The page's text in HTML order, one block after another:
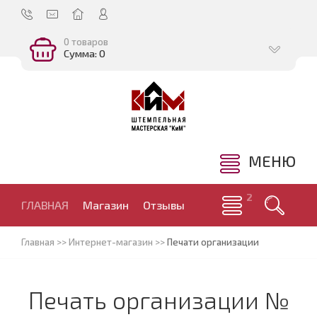
0 товаров
Сумма: 0
МЕНЮ
ГЛАВНАЯ Магазин Отзывы
Главная >>Интернет-магазин >>Печати организации
Печать организации №